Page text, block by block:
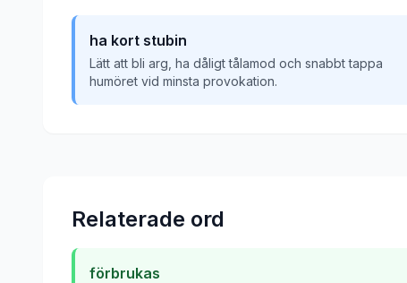
ha kort stubin
Lätt att bli arg, ha dåligt tålamod och snabbt tappa
humöret vid minsta provokation.
Relaterade ord
förbrukas